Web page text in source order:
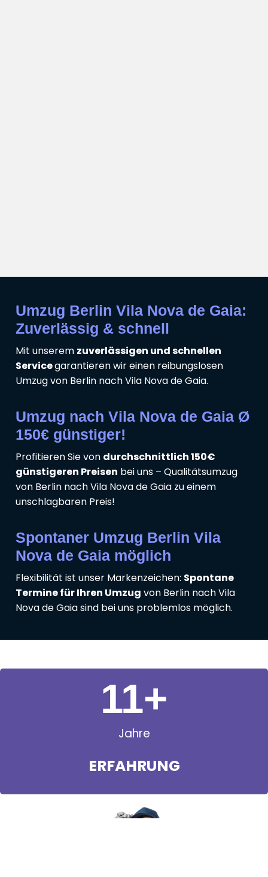
Umzug Berlin Vila Nova de Gaia:
Zuverlässig & schnell
Mit unserem zuverlässigen und schnellen
Servicegarantieren wir einen reibungslosen
Umzug von Berlin nach Vila Nova de Gaia.
Umzug nach Vila Nova de Gaia Ø
150€ günstiger!
Profitieren Sie von durchschnittlich 150€
günstigeren Preisen bei uns – Qualitätsumzug
von Berlin nach Vila Nova de Gaia zu einem
unschlagbaren Preis!
Spontaner Umzug Berlin Vila
Nova de Gaia möglich
Flexibilität ist unser Markenzeichen: Spontane
Termine für Ihren Umzug von Berlin nach Vila
Nova de Gaia sind bei uns problemlos möglich.
Jahre
ERFAHRUNG
11+